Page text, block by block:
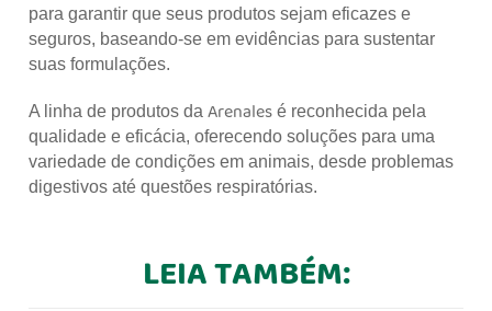
para garantir que seus produtos sejam eficazes e
seguros, baseando-se em evidências para sustentar
suas formulações.
A linha de produtos daArenales é reconhecida pela
qualidade e eficácia, oferecendo soluções para uma
variedade de condições em animais, desde problemas
digestivos até questões respiratórias.
LEIA TAMBÉM: